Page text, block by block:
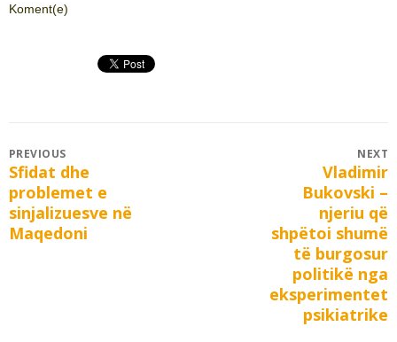
Koment(e)
Post
navigation
PREVIOUS
Previous
post:
Sfidat dhe
problemet e
sinjalizuesve në
Maqedoni
NEXT
Vladimir
Bukovski –
njeriu që
shpëtoi shumë
të burgosur
politikë nga
eksperimentet
psikiatrike